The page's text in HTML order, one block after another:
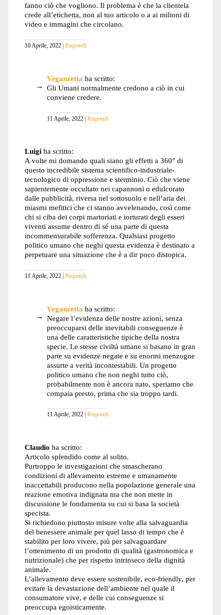
fanno ciò che vogliono. Il problema è che la clientela
crede all’etichetta, non al tuo articolo o a ai milioni di
video e immagini che circolano.
10 Aprile, 2022 Rispondi
Veganzetta ha scritto:
Gli Umani normalmente credono a ciò in cui
conviene credere.
11 Aprile, 2022 Rispondi
Luigi ha scritto:
A volte mi domando quali siano gli effetti a 360° di
questo incredibile sistema scientifico-industriale-
tecnologico di oppressione e sterminio. Ciò che viene
sapientemente occultato nei capannoni o edulcorato
dalle pubblicità, riversa nel sottosuolo e nell’aria dei
miasmi mefitici che ci stanno avvelenando, così come
chi si ciba dei corpi martoriati e torturati degli esseri
viventi assume dentro di sé una parte di questa
incommensurabile sofferenza. Qualsiasi progetto
politico umano che neghi questa evidenza è destinato a
perpetuare una situazione che è a dir poco distopica.
11 Aprile, 2022 Rispondi
Veganzetta ha scritto:
Negare l’evidenza delle nostre azioni, senza
preoccuparsi delle inevitabili conseguenze è
una delle caratteristiche tipiche della nostra
specie. Le stesse civiltà umane si basano in gran
parte su evidenze negate e su enormi menzogne
assurte a verità incontestabili. Un progetto
politico umano che non neghi tutto ciò,
probabilmente non è ancora nato, speriamo che
compaia presto, prima che sia troppo tardi.
11 Aprile, 2022 Rispondi
Claudio ha scritto:
Articolo splendido come al solito.
Purtroppo le investigazioni che smascherano
condizioni di allevamento estreme e umanamente
inaccettabili producono nella popolazione generale una
reazione emotiva indignata ma che non mette in
discussione le fondamenta su cui si basa la società
specista.
Si richiedono piuttosto misure volte alla salvaguardia
del benessere animale per quel lasso di tempo che è
stabilito per loro vivere, più per salvaguardare
l’ottenimento di un prodotto di qualità (gastronomica e
nutrizionale) che per rispetto intrinseco della dignità
animale.
L’allevamento deve essere sostenibile, eco-friendly, per
evitare la devastazione dell’ambiente nel quale il
consumatore vive, e delle cui conseguenze si
preoccupa egoisticamente.